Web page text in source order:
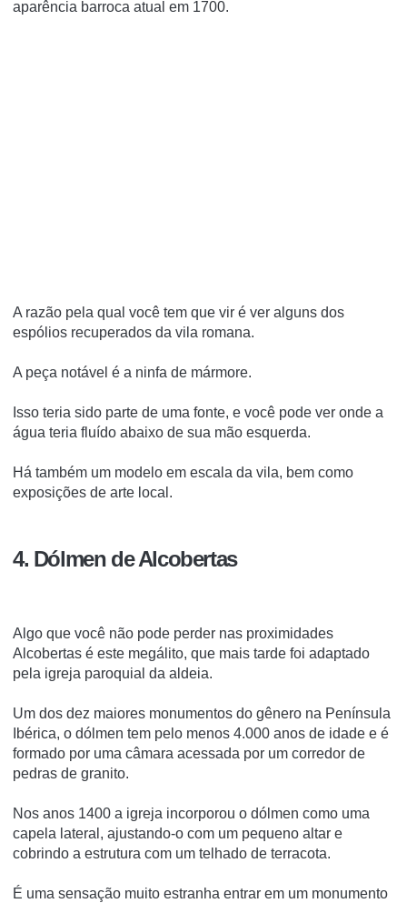
aparência barroca atual em 1700.
A razão pela qual você tem que vir é ver alguns dos
espólios recuperados da vila romana.
A peça notável é a ninfa de mármore.
Isso teria sido parte de uma fonte, e você pode ver onde a
água teria fluído abaixo de sua mão esquerda.
Há também um modelo em escala da vila, bem como
exposições de arte local.
4. Dólmen de Alcobertas
Algo que você não pode perder nas proximidades
Alcobertas é este megálito, que mais tarde foi adaptado
pela igreja paroquial da aldeia.
Um dos dez maiores monumentos do gênero na Península
Ibérica, o dólmen tem pelo menos 4.000 anos de idade e é
formado por uma câmara acessada por um corredor de
pedras de granito.
Nos anos 1400 a igreja incorporou o dólmen como uma
capela lateral, ajustando-o com um pequeno altar e
cobrindo a estrutura com um telhado de terracota.
É uma sensação muito estranha entrar em um monumento